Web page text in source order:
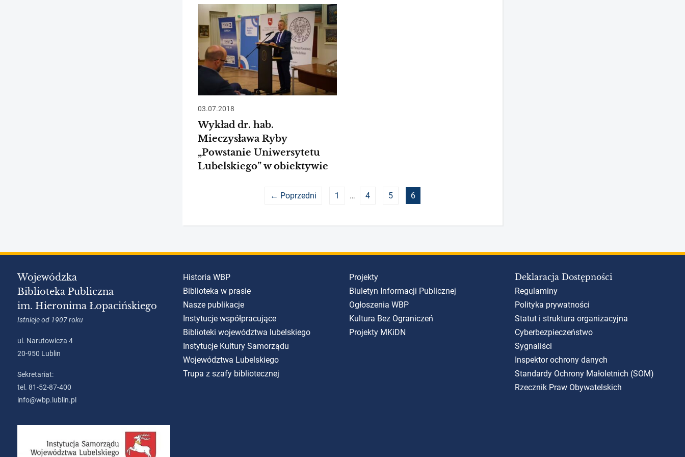
03.07.2018
Wykład dr. hab.
Mieczysława Ryby
„Powstanie Uniwersytetu
Lubelskiego” w obiektywie
← Poprzedni 1 … 4 5 6
Wojewódzka
Biblioteka Publiczna
im. Hieronima Łopacińskiego
Istnieje od 1907 roku
ul. Narutowicza 4
20-950 Lublin
Sekretariat:
tel. 81-52-87-400
info@wbp.lublin.pl
Historia WBP
Biblioteka w prasie
Nasze publikacje
Instytucje współpracujące
Biblioteki województwa lubelskiego
Instytucje Kultury Samorządu
Województwa Lubelskiego
Trupa z szafy bibliotecznej
Projekty
Biuletyn Informacji Publicznej
Ogłoszenia WBP
Kultura Bez Ograniczeń
Projekty MKiDN
Deklaracja Dostępności
Regulaminy
Polityka prywatności
Statut i struktura organizacyjna
Cyberbezpieczeństwo
Sygnaliści
Inspektor ochrony danych
Standardy Ochrony Małoletnich (SOM)
Rzecznik Praw Obywatelskich